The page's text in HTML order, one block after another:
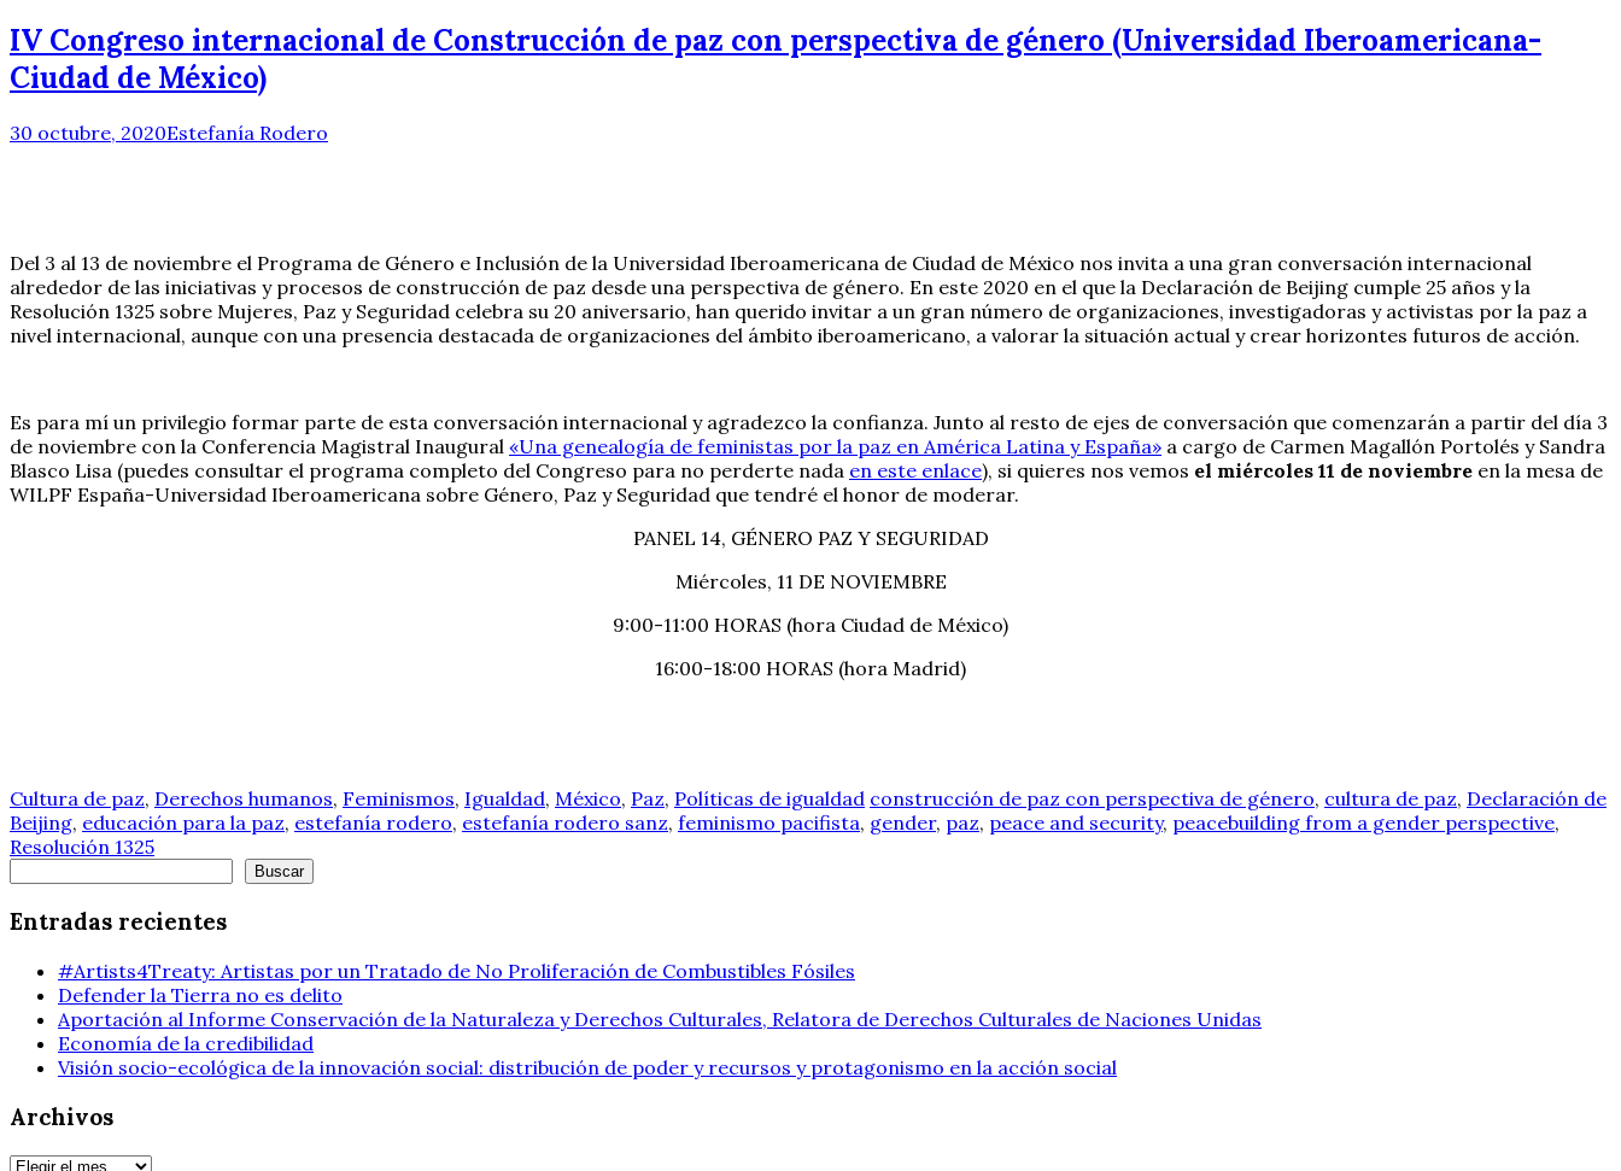
IV Congreso internacional de Construcción de paz con perspectiva de género (Universidad Iberoamericana-
Ciudad de México)
30 octubre, 2020Estefanía Rodero
Del 3 al 13 de noviembre el Programa de Género e Inclusión de la Universidad Iberoamericana de Ciudad de México nos invita a una gran conversación internacional
alrededor de las iniciativas y procesos de construcción de paz desde una perspectiva de género. En este 2020 en el que la Declaración de Beijing cumple 25 años y la
Resolución 1325 sobre Mujeres, Paz y Seguridad celebra su 20 aniversario, han querido invitar a un gran número de organizaciones, investigadoras y activistas por la paz a
nivel internacional, aunque con una presencia destacada de organizaciones del ámbito iberoamericano, a valorar la situación actual y crear horizontes futuros de acción.
Es para mí un privilegio formar parte de esta conversación internacional y agradezco la confianza. Junto al resto de ejes de conversación que comenzarán a partir del día 3
de noviembre con la Conferencia Magistral Inaugural «Una genealogía de feministas por la paz en América Latina y España» a cargo de Carmen Magallón Portolés y Sandra
Blasco Lisa (puedes consultar el programa completo del Congreso para no perderte nada en este enlace), si quieres nos vemos el miércoles 11 de noviembre en la mesa de
WILPF España-Universidad Iberoamericana sobre Género, Paz y Seguridad que tendré el honor de moderar.
PANEL 14, GÉNERO PAZ Y SEGURIDAD
Miércoles, 11 DE NOVIEMBRE
9:00-11:00 HORAS (hora Ciudad de México)
16:00-18:00 HORAS (hora Madrid)
Cultura de paz, Derechos humanos, Feminismos, Igualdad, México, Paz, Políticas de igualdad construcción de paz con perspectiva de género, cultura de paz, Declaración de
Beijing, educación para la paz, estefanía rodero, estefanía rodero sanz, feminismo pacifista, gender, paz, peace and security, peacebuilding from a gender perspective,
Resolución 1325
Buscar
Entradas recientes
#Artists4Treaty: Artistas por un Tratado de No Proliferación de Combustibles Fósiles
Defender la Tierra no es delito
Aportación al Informe Conservación de la Naturaleza y Derechos Culturales, Relatora de Derechos Culturales de Naciones Unidas
Economía de la credibilidad
Visión socio-ecológica de la innovación social: distribución de poder y recursos y protagonismo en la acción social
Archivos
Archivos